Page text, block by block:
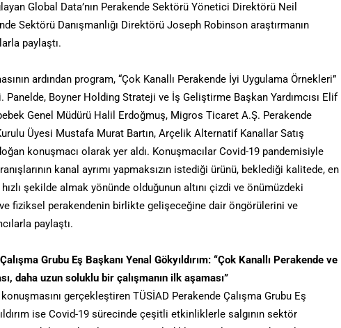
Global Data’nın Perakende Sektörü Yönetici Direktörü Neil
Sektörü Danışmanlığı Direktörü Joseph Robinson araştırmanın
paylaştı.
ardından program, “Çok Kanallı Perakende İyi Uygulama Örnekleri”
Panelde, Boyner Holding Strateji ve İş Geliştirme Başkan Yardımcısı Elif
Genel Müdürü Halil Erdoğmuş, Migros Ticaret A.Ş. Perakende
Üyesi Mustafa Murat Bartın, Arçelik Alternatif Kanallar Satış
konuşmacı olarak yer aldı. Konuşmacılar Covid-19 pandemisiyle
kanal ayrımı yapmaksızın istediği ürünü, beklediği kalitede, en
şekilde almak yönünde olduğunun altını çizdi ve önümüzdeki
fiziksel perakendenin birlikte gelişeceğine dair öngörülerini ve
paylaştı.
Grubu Eş Başkanı Yenal Gökyıldırım: “Çok Kanallı Perakende ve
daha uzun soluklu bir çalışmanın ilk aşaması”
konuşmasını gerçekleştiren TÜSİAD Perakende Çalışma Grubu Eş
ise Covid-19 sürecinde çeşitli etkinliklerle salgının sektör